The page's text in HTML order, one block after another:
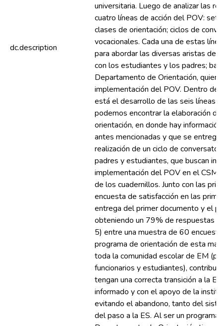
dc.description
universitaria. Luego de analizar las
cuatro líneas de acción del POV:
clases de orientación; ciclos de
vocacionales. Cada una de estas
para abordar las diversas aristas del
con los estudiantes y los padres;
Departamento de Orientación,
implementación del POV. Dentro
está el desarrollo de las seis líneas
podemos encontrar la elaboración
orientación, en donde hay
antes mencionadas y que se
realización de un ciclo de
padres y estudiantes, que buscan
implementación del POV en el
de los cuadernillos. Junto con las
encuesta de satisfacción en las
entrega del primer documento y el
obteniendo un 79% de respuestas
5) entre una muestra de 60
programa de orientación de esta
toda la comunidad escolar de EM
funcionarios y estudiantes),
tengan una correcta transición a la
informado y con el apoyo de la
evitando el abandono, tanto del
del paso a la ES. Al ser un